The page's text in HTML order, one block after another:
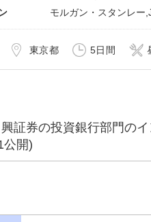
モルガン・スタンレー
東京都 5日間
証券の投資銀行部門の
公開)